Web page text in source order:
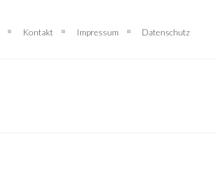
Kontakt Impressum Datenschutz